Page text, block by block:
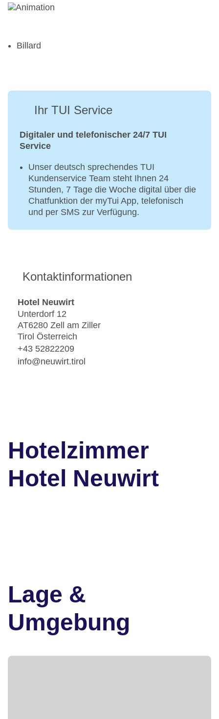
Billard
Ihr TUI Service
Digitaler und telefonischer 24/7 TUI
Service
Unser deutsch sprechendes TUI
Kundenservice Team steht Ihnen 24
Stunden, 7 Tage die Woche digital über die
Chatfunktion der myTui App, telefonisch
und per SMS zur Verfügung.
Kontaktinformationen
Hotel Neuwirt
Unterdorf 12
AT6280 Zell am Ziller
Tirol Österreich
+43 52822209
info@neuwirt.tirol
Hotelzimmer
Hotel Neuwirt
Lage &
Umgebung